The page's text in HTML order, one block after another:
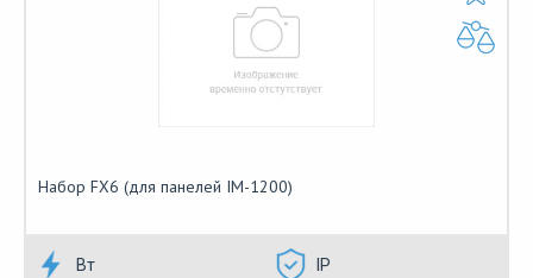
Набор FX6 (для панелей IM-1200)
Вт
IP